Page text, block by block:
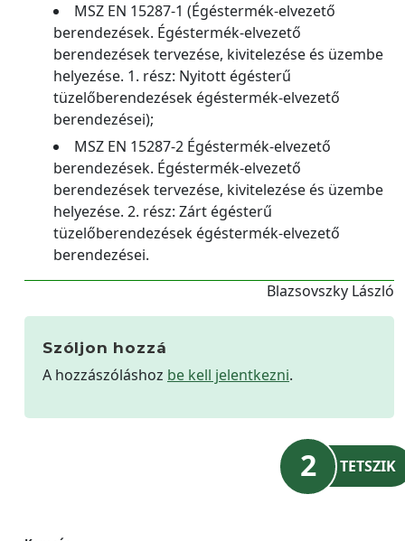
MSZ EN 15287-1 (Égéstermék-elvezető
berendezések. Égéstermék-elvezető
berendezések tervezése, kivitelezése és üzembe
helyezése. 1. rész: Nyitott égésterű
tüzelőberendezések égéstermék-elvezető
berendezései);
MSZ EN 15287-2 Égéstermék-elvezető
berendezések. Égéstermék-elvezető
berendezések tervezése, kivitelezése és üzembe
helyezése. 2. rész: Zárt égésterű
tüzelőberendezések égéstermék-elvezető
berendezései.
Blazsovszky László
Szóljon hozzá
A hozzászóláshoz be kell jelentkezni.
2 TETSZIK